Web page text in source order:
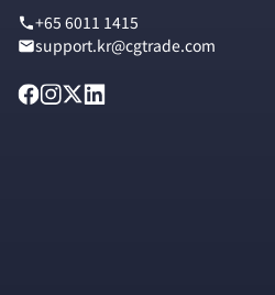
+65 6011 1415
support.kr@cgtrade.com